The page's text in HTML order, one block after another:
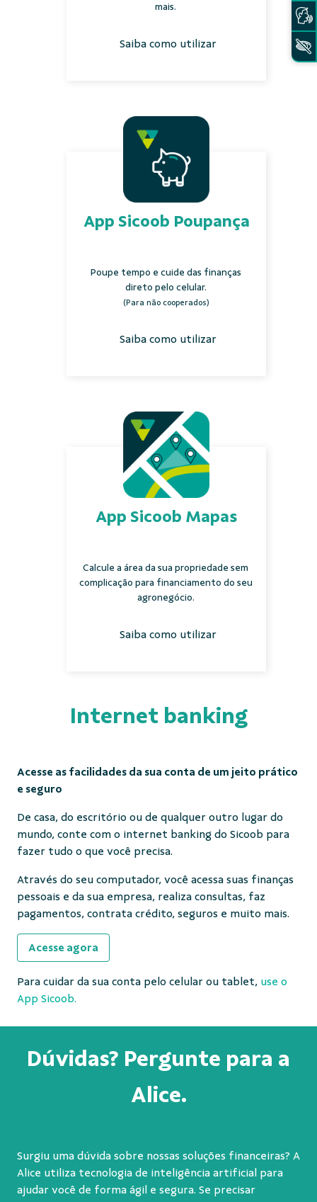
mais.
Saiba como utilizar
App Sicoob Poupança
Poupe tempo e cuide das finanças
direto pelo celular.
(Para não cooperados)
Saiba como utilizar
App Sicoob Mapas
Calcule a área da sua propriedade sem
complicação para financiamento do seu
agronegócio.
Saiba como utilizar
Internet banking
Acesse as facilidades da sua conta de um jeito prático
e seguro
De casa, do escritório ou de qualquer outro lugar do
mundo, conte com o internet banking do Sicoob para
fazer tudo o que você precisa.
Através do seu computador, você acessa suas finanças
pessoais e da sua empresa, realiza consultas, faz
pagamentos, contrata crédito, seguros e muito mais.
Acesse agora
Para cuidar da sua conta pelo celular ou tablet, use o
App Sicoob.
Dúvidas? Pergunte para a
Alice.
Surgiu uma dúvida sobre nossas soluções financeiras? A
Alice utiliza tecnologia de inteligência artificial para
ajudar você de forma ágil e segura. Se precisar